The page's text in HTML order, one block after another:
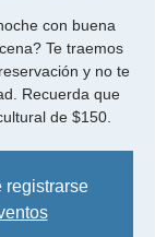
con buena
Te traemos
y no te
Recuerda que
de $150.
registrarse